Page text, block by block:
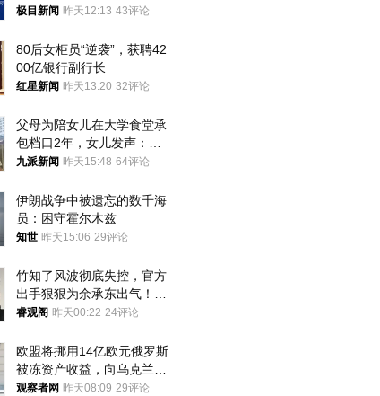
登：“我可不想他像拜登一
极目新闻 昨天12:13 43评论
80后女柜员“逆袭”，获聘42
00亿银行副行长
红星新闻 昨天13:20 32评论
父母为陪女儿在大学食堂承
包档口2年，女儿发声：初
衷是为了陪伴，毕业后将不
九派新闻 昨天15:48 64评论
伊朗战争中被遗忘的数千海
员：困守霍尔木兹
知世 昨天15:06 29评论
竹知了风波彻底失控，官方
出手狠狠为余承东出气！雷
军果然没说错
睿观阁 昨天00:22 24评论
欧盟将挪用14亿欧元俄罗斯
被冻资产收益，向乌克兰提
供援助
观察者网 昨天08:09 29评论